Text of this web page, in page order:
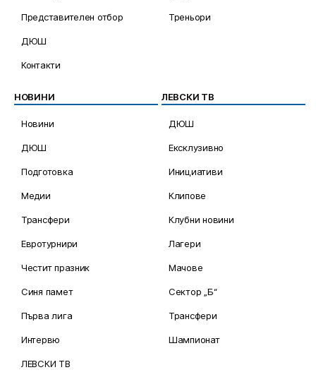
Представителен отбор
ДЮШ
Контакти
Треньори
НОВИНИ
Новини
ДЮШ
Подготовка
Медии
Трансфери
Евротурнири
Честит празник
Синя памет
Първа лига
Интервю
ЛЕВСКИ ТВ
ЛЕВСКИ ТВ
ДЮШ
Ексклузивно
Инициативи
Клипове
Клубни новини
Лагери
Мачове
Сектор „Б“
Трансфери
Шампионат